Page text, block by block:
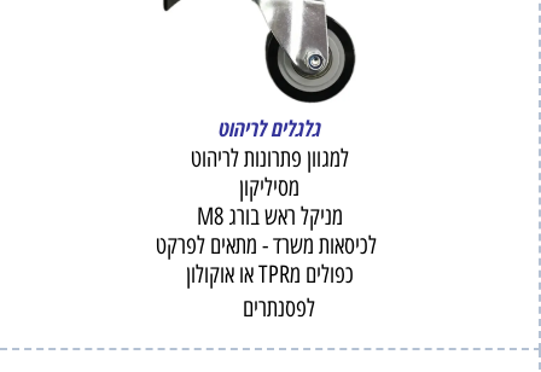
גלגלים לריהוט
למגוון פתרונות לריהוט
מסיליקון
מניקל ראש בורג M8
לכיסאות משרד - מתאים לפרקט
כפולים מTPR או אוקולון
לפסנתרים